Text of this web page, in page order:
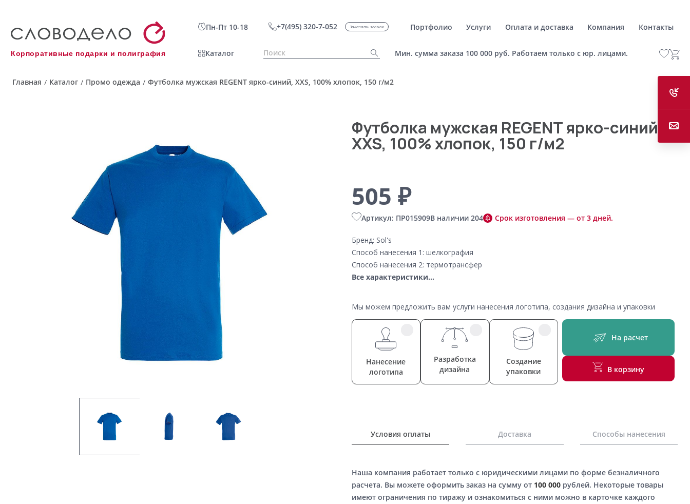
Корпоративные подарки и полиграфия
Пн-Пт 10-18 +7(495) 320-7-052 Заказать звонок Портфолио Услуги Оплата и доставка Компания Контакты
Каталог Мин. сумма заказа 100 000 руб. Работаем только с юр. лицами.
Главная / Каталог / Промо одежда / Футболка мужская REGENT ярко-синий, XXS, 100% хлопок, 150 г/м2
Футболка мужская REGENT ярко-синий,
XXS, 100% хлопок, 150 г/м2
505 ₽
Артикул: ПР015909В наличии 204 Срок изготовления — от 3 дней.
Бренд: Sol's
Способ нанесения 1: шелкография
Способ нанесения 2: термотрансфер
Все характеристики...
Мы можем предложить вам услуги нанесения логотипа, создания дизайна и упаковки
Нанесение
логотипа
Разработка
дизайна
Создание
упаковки
На расчет
В корзину
Условия оплаты Доставка Способы нанесения
Наша компания работает только с юридическими лицами по форме безналичного
расчета. Вы можете оформить заказ на сумму от 100 000рублей. Некоторые товары
имеют ограничения по тиражу и ознакомиться с ними можно в карточке каждого